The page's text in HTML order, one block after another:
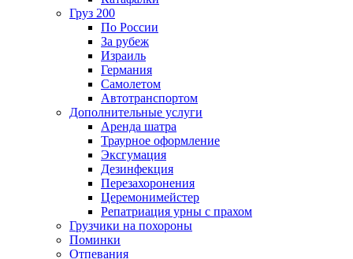
Груз 200
По России
За рубеж
Израиль
Германия
Самолетом
Автотранспортом
Дополнительные услуги
Аренда шатра
Траурное оформление
Эксгумация
Дезинфекция
Перезахоронения
Церемонимейстер
Репатриация урны с прахом
Грузчики на похороны
Поминки
Отпевания